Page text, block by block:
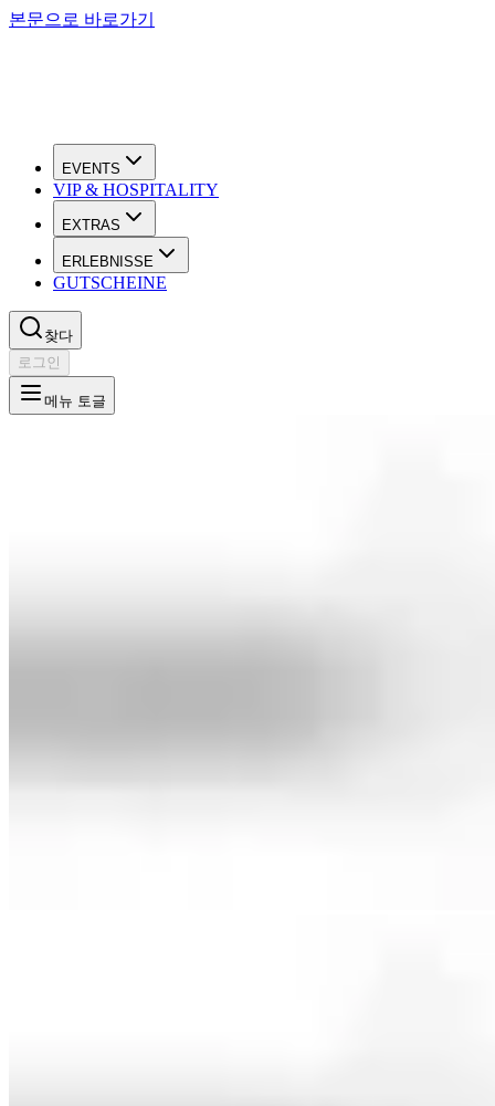
본문으로 바로가기
EVENTS
VIP & HOSPITALITY
EXTRAS
ERLEBNISSE
GUTSCHEINE
찾다
로그인
메뉴 토글